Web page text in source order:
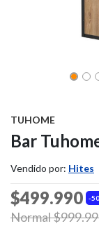
TUHOME
Bar
Vendido por: Hites
$499.990
Price reduced
Normal